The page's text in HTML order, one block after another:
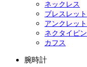
ネックレス
ブレスレット
アンクレット
ネクタイピン
カフス
腕時計